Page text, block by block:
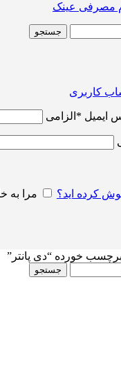
مصرفی عینک
جستجو
کاربری
ایمیل * الزامی
کرده اید؟
مرا به
خورده “دی پانتر”
جستجو